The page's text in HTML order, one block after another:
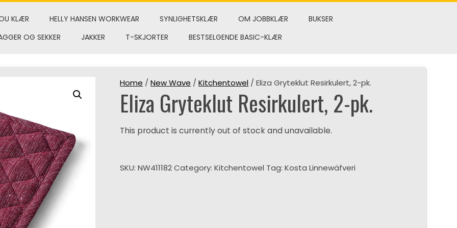
KLÆR HELLY HANSEN WORKWEAR SYNLIGHETSKLÆR OM JOBBKLÆR
BUKSER
OG SEKKER
JAKKER T-SKJORTER BESTSELGENDE BASIC-KLÆR
Home /New Wave /Kitchentowel / Eliza Gryteklut Resirkulert, 2-pk.
Eliza Gryteklut Resirkulert, 2-pk.
This product is currently out of stock and unavailable.
SKU:NW411182 Category:Kitchentowel Tag:Kosta Linnewäfveri